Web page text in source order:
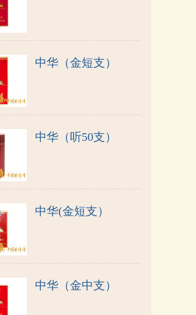
中华（金短支）
中华（听50支）
中华(金短支）
中华（金中支）